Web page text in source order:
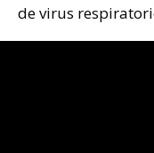
de virus